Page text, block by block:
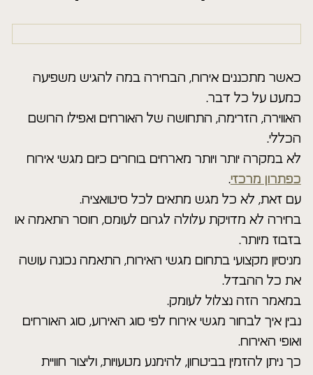
כאשר מתכננים אירוח, הבחירה במה להגיש משפיעה
כמעט על כל דבר.
האווירה, הזרימה, התחושה של האורחים ואפילו הרושם
הכללי.
לא במקרה יותר ויותר מארחים בוחרים כיום מגשי אירוח
כפתרון מרכזי.
עם זאת, לא כל מגש מתאים לכל סיטואציה.
בחירה לא מדויקת עלולה לגרום לעומס, חוסר התאמה או
בזבוז מיותר.
מניסיון מקצועי בתחום מגשי האירוח, התאמה נכונה עושה
את כל ההבדל.
במאמר הזה נצלול לעומק.
נבין איך לבחור מגשי אירוח לפי סוג האירוע, סוג האורחים
ואופי האירוח.
כך ניתן להזמין בביטחון, להימנע מטעויות, וליצור חוויית